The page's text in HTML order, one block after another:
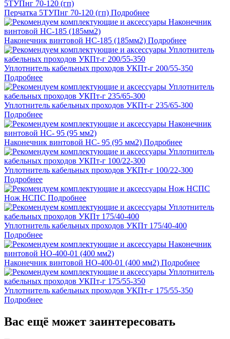
Перчатка 5ТУПнг 70-120 (гп) Подробнее
Наконечник винтовой НС-185 (185мм2) Подробнее
Уплотнитель кабельных проходов УКПт-г 200/55-350
Подробнее
Уплотнитель кабельных проходов УКПт-г 235/65-300
Подробнее
Наконечник винтовой НС- 95 (95 мм2) Подробнее
Уплотнитель кабельных проходов УКПт-г 100/22-300
Подробнее
Нож НСПС Подробнее
Уплотнитель кабельных проходов УКПт 175/40-400
Подробнее
Наконечник винтовой НО-400-01 (400 мм2) Подробнее
Уплотнитель кабельных проходов УКПт-г 175/55-350
Подробнее
Вас ещё может заинтересовать